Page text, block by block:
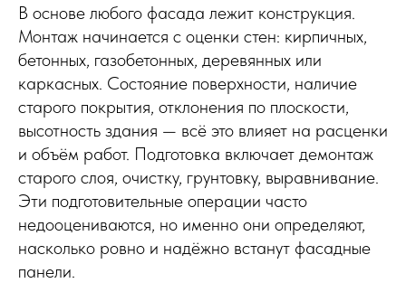
В основе любого фасада лежит конструкция.
Монтаж начинается с оценки стен: кирпичных,
бетонных, газобетонных, деревянных или
каркасных. Состояние поверхности, наличие
старого покрытия, отклонения по плоскости,
высотность здания — всё это влияет на расценки
и объём работ. Подготовка включает демонтаж
старого слоя, очистку, грунтовку, выравнивание.
Эти подготовительные операции часто
недооцениваются, но именно они определяют,
насколько ровно и надёжно встанут фасадные
панели.